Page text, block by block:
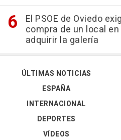
El PSOE de Oviedo
compra de un local
adquirir la galería
ÚLTIMAS NOTICIAS
ESPAÑA
INTERNACIONAL
DEPORTES
VÍDEOS